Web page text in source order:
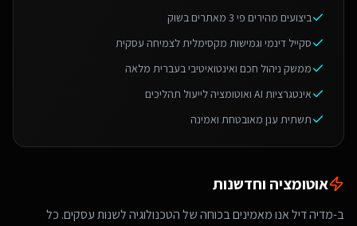
ביצועים מהירים פי 3 מאתרים בשוק
סקייל דינמי וגמישות מקסימלית לצמיחה עסקית
ממשק ניהול חכם ואינטואיטיבי בעברית מלאה
אינטגרציות AI ואוטומציה לייעול תהליכים
תשתית ענן מאובטחת ואמינה
אוטומציה וחדשנות
ב-מדיה דיל אנו מאמינים בכוחה של הטכנולוגיה לשנות עסקים. כל